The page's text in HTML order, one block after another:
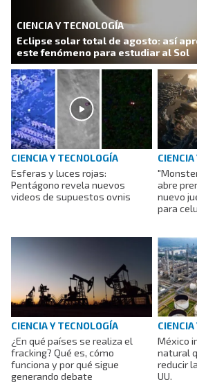
CIENCIA Y TECNOLOGÍA
Eclipse solar total de agosto: así
este fenómeno para estudiar al Sol
CIENCIA Y TECNOLOGÍA
Esferas y luces rojas:
Pentágono revela nuevos
videos de supuestos ovnis
abre
nuevo
para
CIENCIA Y TECNOLOGÍA
¿En qué países se realiza el
fracking? Qué es, cómo
funciona y por qué sigue
generando debate
México
natural
reducir
UU.